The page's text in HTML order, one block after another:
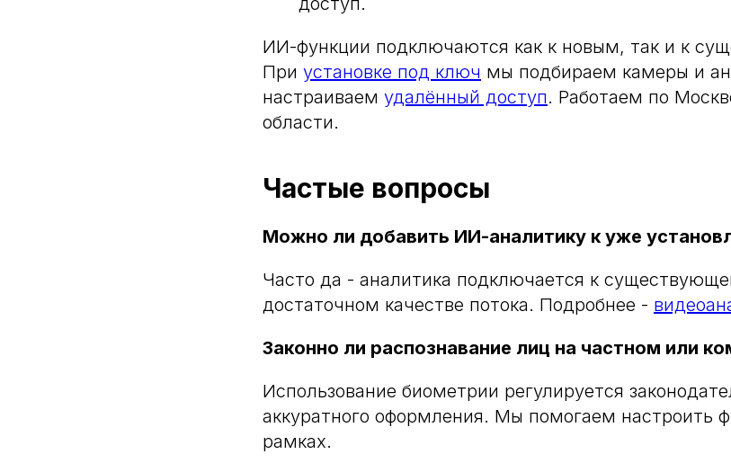
ИИ-функции подключаются как к новым, так и к
При установке под ключ мы подбираем камеры и
настраиваем удалённый доступ. Работаем по
области.
Частые вопросы
Можно ли добавить ИИ-аналитику к уже
Часто да - аналитика подключается к
достаточном качестве потока. Подробнее -
Законно ли распознавание лиц на частном или
Использование биометрии регулируется
аккуратного оформления. Мы помогаем настроить
рамках.